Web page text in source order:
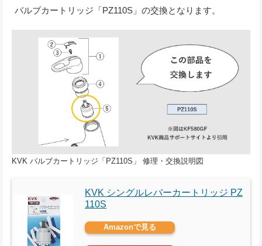
バルブカートリッジ「PZ110S」の交換となります。
KVK バルブカートリッジ「PZ110S」 修理・交換説明図
KVK シングルレバーカートリッジ PZ
110S
Amazonで見る